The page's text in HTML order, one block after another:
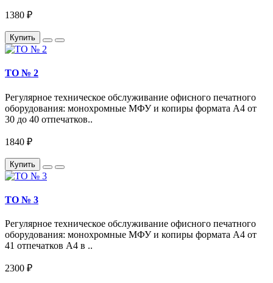
1380 ₽
Купить
ТО № 2
Регулярное техническое обслуживание офисного печатного
оборудования: монохромные МФУ и копиры формата А4 от
30 до 40 отпечатков..
1840 ₽
Купить
ТО № 3
Регулярное техническое обслуживание офисного печатного
оборудования: монохромные МФУ и копиры формата А4 от
41 отпечатков A4 в ..
2300 ₽